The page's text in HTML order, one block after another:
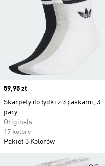
Price
59,95 zł
Skarpety do łydki z 3 paskami, 3
pary
Originals
17 kolory
Pakiet 3 Kolorów